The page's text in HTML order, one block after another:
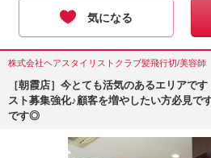
気になる
株式会社ヘアスタイリストクラブ髪飛行切/美容師
［朝霞店］今とても活気のあるエリアで
スト募集強化♪顧客を増やしたい方必見で
です◎